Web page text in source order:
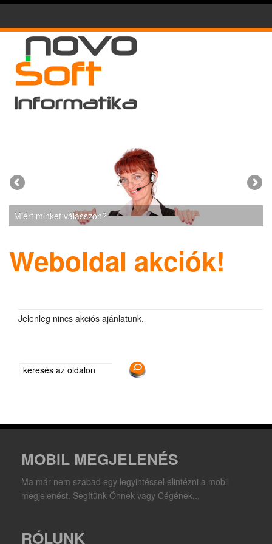
Miért minket válasszon?
Weboldal akciók!
Jelenleg nincs akciós ajánlatunk.
MOBIL MEGJELENÉS
Ma már nem szabad egy legyintéssel elintézni a mobil
megjelenést. Segítünk Önnek vagy Cégének...
RÓLUNK